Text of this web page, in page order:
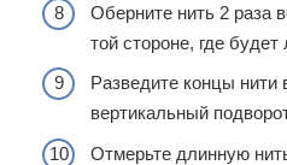
Оберните нить 2 раза
той стороне, где
Разведите концы нити
вертикальный
Отмерьте длинную